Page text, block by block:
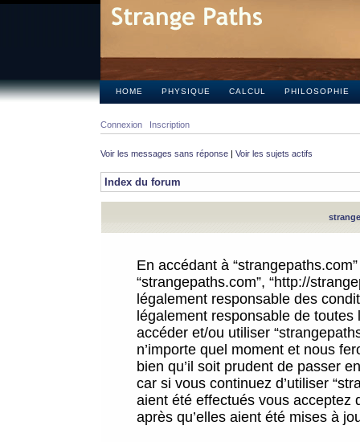
HOME PHYSIQUE CALCUL PHILOSOPHIE
Connexion Inscription
Voir les messages sans réponse | Voir les sujets actifs
Index du forum
En accédant à
“strangepaths.com”, “http://
légalement responsable des
légalement responsable de
accéder et/ou utiliser
n’importe quel moment et nous
bien qu’il soit prudent de passer
car si vous continuez d’utiliser
aient été effectués vous acceptez
après qu’elles aient été mises à